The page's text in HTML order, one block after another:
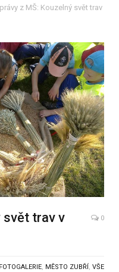
z MŠ: Kouzelný svět trav
svět trav v
0
FOTOGALERIE, MĚSTO ZUBŘÍ , VŠE